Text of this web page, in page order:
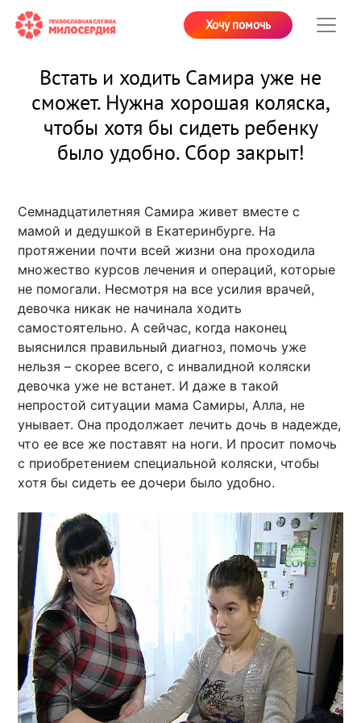
Хочу помочь
Встать и ходить Самира уже не
сможет. Нужна хорошая коляска,
чтобы хотя бы сидеть ребенку
было удобно. Сбор закрыт!
Семнадцатилетняя Самира живет вместе с
мамой и дедушкой в Екатеринбурге. На
протяжении почти всей жизни она проходила
множество курсов лечения и операций, которые
не помогали. Несмотря на все усилия врачей,
девочка никак не начинала ходить
самостоятельно. А сейчас, когда наконец
выяснился правильный диагноз, помочь уже
нельзя – скорее всего, с инвалидной коляски
девочка уже не встанет. И даже в такой
непростой ситуации мама Самиры, Алла, не
унывает. Она продолжает лечить дочь в надежде,
что ее все же поставят на ноги. И просит помочь
с приобретением специальной коляски, чтобы
хотя бы сидеть ее дочери было удобно.